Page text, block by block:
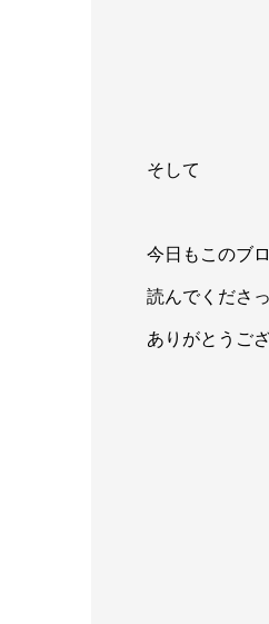
そして
今日もこのブ
読んでくださ
ありがとうご